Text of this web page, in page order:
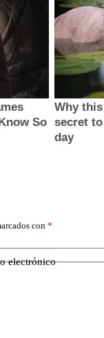
con *
electrónico